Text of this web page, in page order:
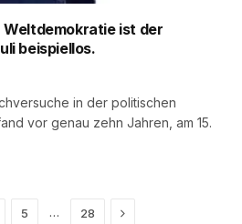
Weltdemokratie ist der
beispiellos.
in der politischen
vor genau zehn Jahren, am 15.
5 … 28 Next